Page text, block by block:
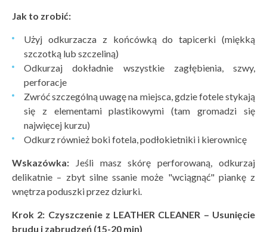
Jak to zrobić:
Użyj odkurzacza z końcówką do tapicerki (miękką
szczotką lub szczeliną)
Odkurzaj dokładnie wszystkie zagłębienia, szwy,
perforacje
Zwróć szczególną uwagę na miejsca, gdzie fotele stykają
się z elementami plastikowymi (tam gromadzi się
najwięcej kurzu)
Odkurz również boki fotela, podłokietniki i kierownicę
Wskazówka: Jeśli masz skórę perforowaną, odkurzaj
delikatnie – zbyt silne ssanie może "wciągnąć" piankę z
wnętrza poduszki przez dziurki.
Krok 2: Czyszczenie z LEATHER CLEANER – Usunięcie
brudu i zabrudzeń (15-20 min)